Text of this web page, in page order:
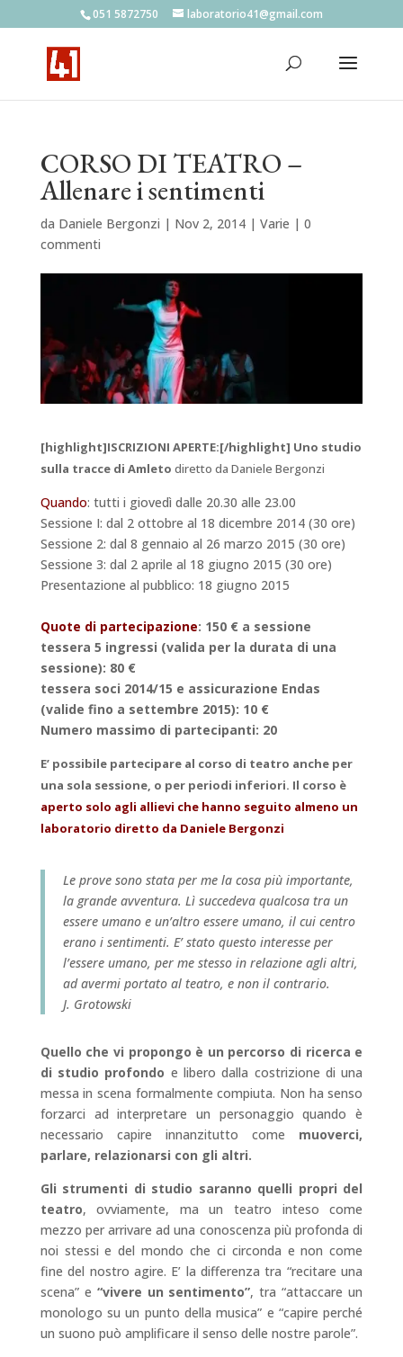
051 5872750 laboratorio41@gmail.com
CORSO DI TEATRO –
Allenare i sentimenti
da Daniele Bergonzi | Nov 2, 2014| Varie | 0
commenti
[highlight]ISCRIZIONI APERTE:[/highlight] Uno studio
sulla tracce di Amleto diretto da Daniele Bergonzi
Quando: tutti i giovedì dalle 20.30 alle 23.00
Sessione I: dal 2 ottobre al 18 dicembre 2014 (30 ore)
Sessione 2: dal 8 gennaio al 26 marzo 2015 (30 ore)
Sessione 3: dal 2 aprile al 18 giugno 2015 (30 ore)
Presentazione al pubblico: 18 giugno 2015
Quote di partecipazione: 150 € a sessione
tessera 5 ingressi (valida per la durata di una
sessione): 80 €
tessera soci 2014/15 e assicurazione Endas
(valide fino a settembre 2015): 10 €
Numero massimo di partecipanti: 20
E’ possibile partecipare al corso di teatro anche per
una sola sessione, o per periodi inferiori. Il corso è
aperto solo agli allievi che hanno seguito almeno un
laboratorio diretto da Daniele Bergonzi
Le prove sono stata per me la cosa più importante,
la grande avventura. Lì succedeva qualcosa tra un
essere umano e un’altro essere umano, il cui centro
erano i sentimenti. E’ stato questo interesse per
l’essere umano, per me stesso in relazione agli altri,
ad avermi portato al teatro, e non il contrario.
J. Grotowski
Quello che vi propongo è un percorso di ricerca e
di studio profondo e libero dalla costrizione di una
messa in scena formalmente compiuta. Non ha senso
forzarci ad interpretare un personaggio quando è
necessario capire innanzitutto come muoverci,
parlare, relazionarsi con gli altri.
Gli strumenti di studio saranno quelli propri del
teatro, ovviamente, ma un teatro inteso come
mezzo per arrivare ad una conoscenza più profonda di
noi stessi e del mondo che ci circonda e non come
fine del nostro agire. E’ la differenza tra “recitare una
scena” e “vivere un sentimento”, tra “attaccare un
monologo su un punto della musica” e “capire perché
un suono può amplificare il senso delle nostre parole”.